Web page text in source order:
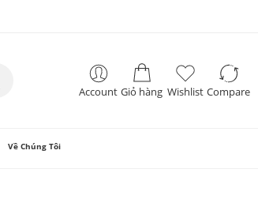
Account Giỏ hàng Wishlist Compare
Về Chúng Tôi